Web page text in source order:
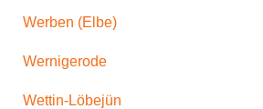
Werben (Elbe)
Wernigerode
Wettin-Löbejün